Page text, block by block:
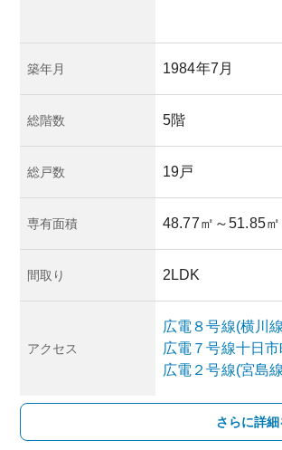
築年月 1984年7月
総階数 5階
総戸数 19戸
専有面積 48.77㎡ ～51.85㎡
間取り 2LDK
アクセス
広電８号線(横川
広電７号線十日
広電２号線(宮島
さらに詳